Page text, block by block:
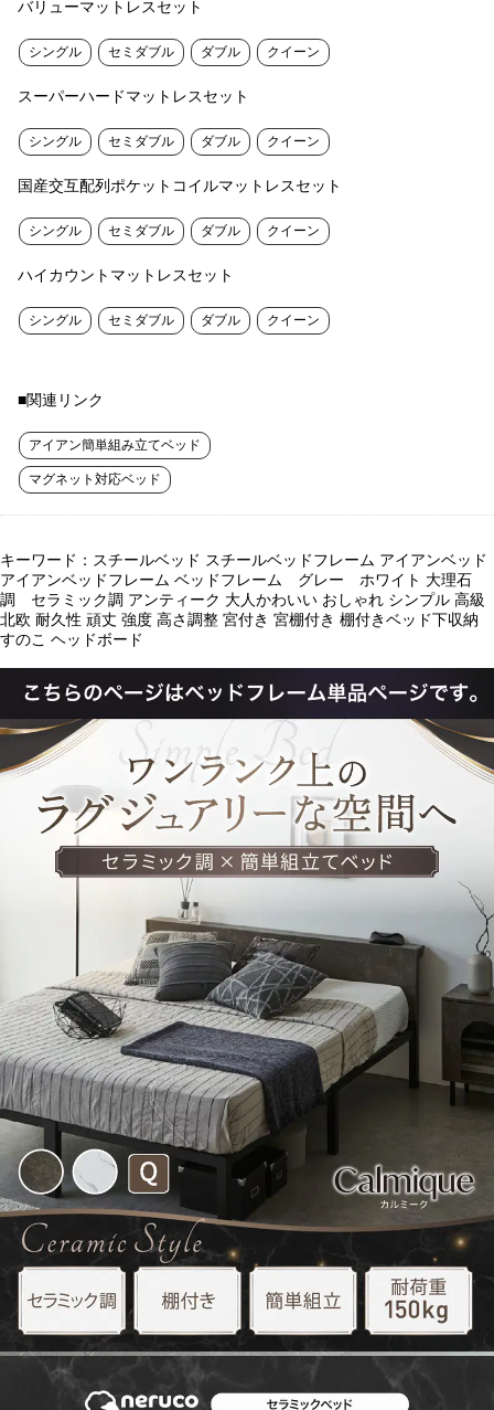
バリューマットレスセット
シングル セミダブル ダブル クイーン
スーパーハードマットレスセット
シングル セミダブル ダブル クイーン
国産交互配列ポケットコイルマットレスセット
シングル セミダブル ダブル クイーン
ハイカウントマットレスセット
シングル セミダブル ダブル クイーン
■関連リンク
アイアン簡単組み立てベッド
マグネット対応ベッド
キーワード：スチールベッド スチールベッドフレーム アイアンベッド
アイアンベッドフレーム ベッドフレーム グレー ホワイト 大理石
調 セラミック調 アンティーク 大人かわいい おしゃれ シンプル 高級
北欧 耐久性 頑丈 強度 高さ調整 宮付き 宮棚付き 棚付きベッド下収納
すのこ ヘッドボード